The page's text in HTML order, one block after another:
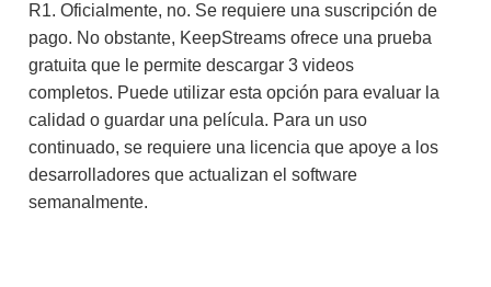
R1. Oficialmente, no. Se requiere una suscripción de
pago. No obstante, KeepStreams ofrece una prueba
gratuita que le permite descargar 3 videos
completos. Puede utilizar esta opción para evaluar la
calidad o guardar una película. Para un uso
continuado, se requiere una licencia que apoye a los
desarrolladores que actualizan el software
semanalmente.